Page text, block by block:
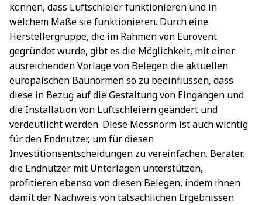
können, dass Luftschleier funktionieren und in
welchem Maße sie funktionieren. Durch eine
Herstellergruppe, die im Rahmen von Eurovent
gegründet wurde, gibt es die Möglichkeit, mit einer
ausreichenden Vorlage von Belegen die aktuellen
europäischen Baunormen so zu beeinflussen, dass
diese in Bezug auf die Gestaltung von Eingängen und
die Installation von Luftschleiern geändert und
verdeutlicht werden. Diese Messnorm ist auch wichtig
für den Endnutzer, um für diesen
Investitionsentscheidungen zu vereinfachen. Berater,
die Endnutzer mit Unterlagen unterstützen,
profitieren ebenso von diesen Belegen, indem ihnen
damit der Nachweis von tatsächlichen Ergebnissen